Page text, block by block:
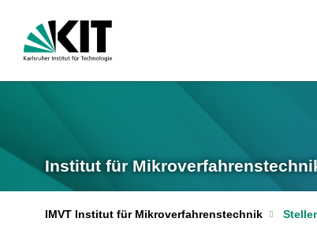
Institut für
IMVT Institut für Mikroverfahrenstechnik